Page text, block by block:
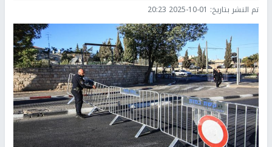
تم النشر بتاريخ: 2025-10-01 20:23